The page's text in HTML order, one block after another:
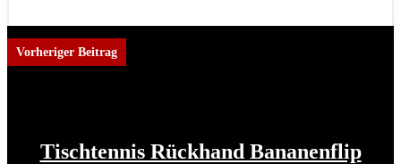
Vorheriger Beitrag
Tischtennis Rückhand Bananenflip